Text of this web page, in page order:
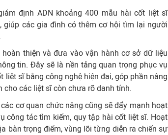
định ADN khoảng 400 mẫu hài cốt liệt sĩ
giúp các gia đình có thêm cơ hội tìm lại người
thiện và đưa vào vận hành cơ sở dữ liệu
tin. Đây sẽ là nền tảng quan trọng phục vụ
sĩ bằng công nghệ hiện đại, góp phần nâng
các liệt sĩ còn chưa rõ danh tính.
cơ quan chức năng cũng sẽ đẩy mạnh hoạt
công tác tìm kiếm, quy tập hài cốt liệt sĩ. Hoạt
bàn trọng điểm, vùng lõi từng diễn ra chiến sự